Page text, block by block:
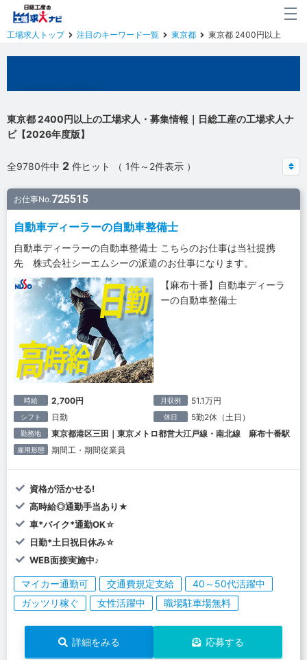
工場求人トップ 注目のキーワード一覧 東京都 東京都 2400円以上
東京都 2400円以上の工場求人・募集情報｜日総工産の工場求人ナ
ビ【2026年度版】
全9780件中 2 件ヒット （ 1件～2件表示 ）
お仕事No.725515
自動車ディーラーの自動車整備士
自動車ディーラーの自動車整備士 こちらのお仕事は当社提携
先 株式会社シーエムシーの派遣のお仕事になります。
【麻布十番】自動車ディーラ
ーの自動車整備士
時給 2,700円 月収例 51.1万円
シフト 日勤 休日 5勤2休（土日）
勤務地 東京都港区三田｜東京メトロ都営大江戸線・南北線 麻布十番駅
雇用形態 期間工・期間従業員
資格が活かせる!
高時給◎通勤手当あり★
車*バイク*通勤OK☆
日勤*土日祝日休み☆
WEB面接実施中♪
マイカー通勤可 交通費規定支給
40～50代活躍中
ガッツリ稼ぐ
女性活躍中 職場駐車場無料
詳細をみる 応募する